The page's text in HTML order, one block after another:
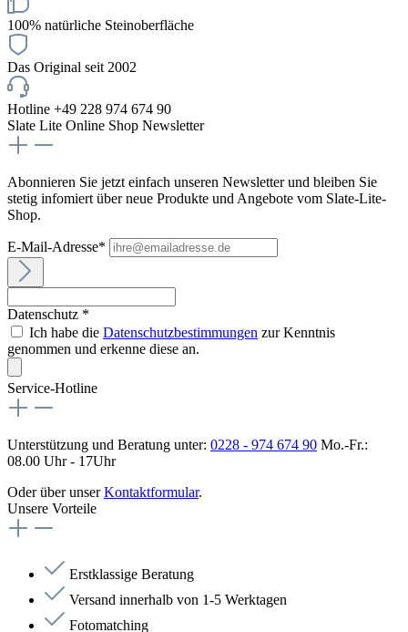
100% natürliche Steinoberfläche
Das Original seit 2002
Hotline +49 228 974 674 90
Slate Lite Online Shop Newsletter
Abonnieren Sie jetzt einfach unseren Newsletter und bleiben Sie
stetig infomiert über neue Produkte und Angebote vom Slate-Lite-
Shop.
E-Mail-Adresse*
Datenschutz *
Ich habe die Datenschutzbestimmungen zur Kenntnis
genommen und erkenne diese an.
Service-Hotline
Unterstützung und Beratung unter: 0228 - 974 674 90 Mo.-Fr.:
08.00 Uhr - 17Uhr
Oder über unserKontaktformular.
Unsere Vorteile
Erstklassige Beratung
Versand innerhalb von 1-5 Werktagen
Fotomatching